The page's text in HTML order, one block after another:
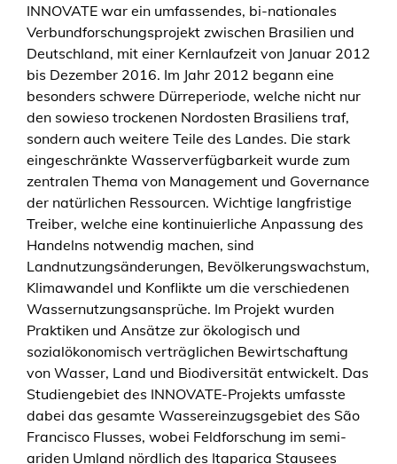
d
i
r
e
t
r
i
z
e
s
–
u
m
a
c
o
m
p
i
l
a
INNOVATE war ein umfassendes, bi-nationales
Verbundforschungsprojekt zwischen Brasilien und
Deutschland, mit einer Kernlaufzeit von Januar 2012
bis Dezember 2016. Im Jahr 2012 begann eine
besonders schwere Dürreperiode, welche nicht nur
den sowieso trockenen Nordosten Brasiliens traf,
sondern auch weitere Teile des Landes. Die stark
eingeschränkte Wasserverfügbarkeit wurde zum
zentralen Thema von Management und Governance
der natürlichen Ressourcen. Wichtige langfristige
Treiber, welche eine kontinuierliche Anpassung des
Handelns notwendig machen, sind
Landnutzungsänderungen, Bevölkerungswachstum,
Klimawandel und Konflikte um die verschiedenen
Wassernutzungsansprüche. Im Projekt wurden
Praktiken und Ansätze zur ökologisch und
sozialökonomisch verträglichen Bewirtschaftung
von Wasser, Land und Biodiversität entwickelt. Das
Studiengebiet des INNOVATE-Projekts umfasste
dabei das gesamte Wassereinzugsgebiet des São
Francisco Flusses, wobei Feldforschung im semi-
ariden Umland nördlich des Itaparica Stausees